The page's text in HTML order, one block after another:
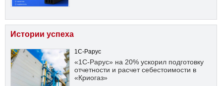
Истории успеха
1С-Рарус
«1С-Рарус» на 20% ускорил подготовку
отчетности и расчет себестоимости в
«Криогаз»